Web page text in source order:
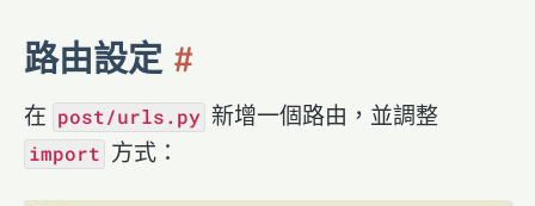
路由設定
在 post/urls.py 新增一個路由，並調整
import 方式：